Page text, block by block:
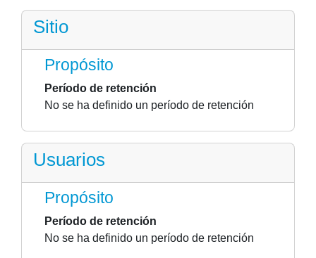
Sitio
Propósito
Período de retención
No se ha definido un período de retención
Usuarios
Propósito
Período de retención
No se ha definido un período de retención